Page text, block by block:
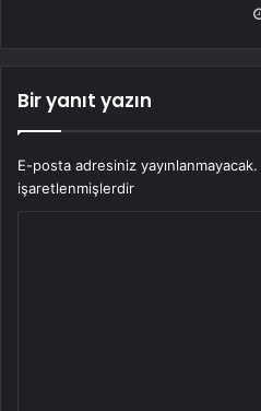
Bir yanıt yazın
E-posta adresiniz yayınlanmayacak.
işaretlenmişlerdir